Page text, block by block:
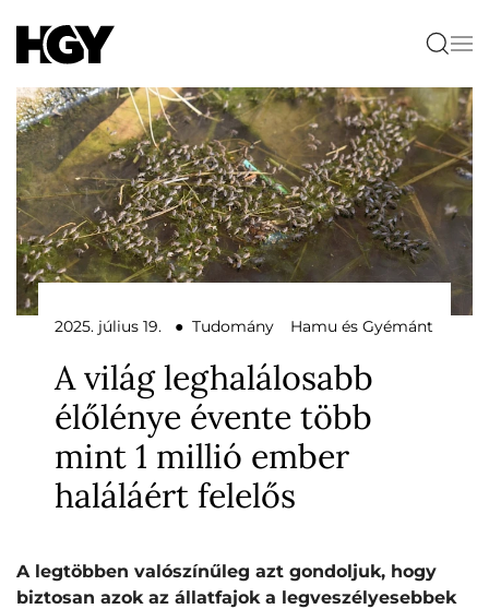
2025. július 19. ● Tudomány Hamu és Gyémánt
A világ leghalálosabb
élőlénye évente több
mint 1 millió ember
haláláért felelős
A legtöbben valószínűleg azt gondoljuk, hogy
biztosan azok az állatfajok a legveszélyesebbek